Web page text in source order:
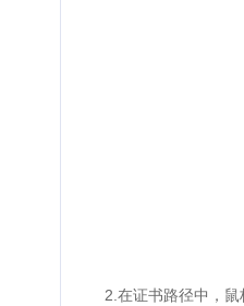
2.在证书路径中，